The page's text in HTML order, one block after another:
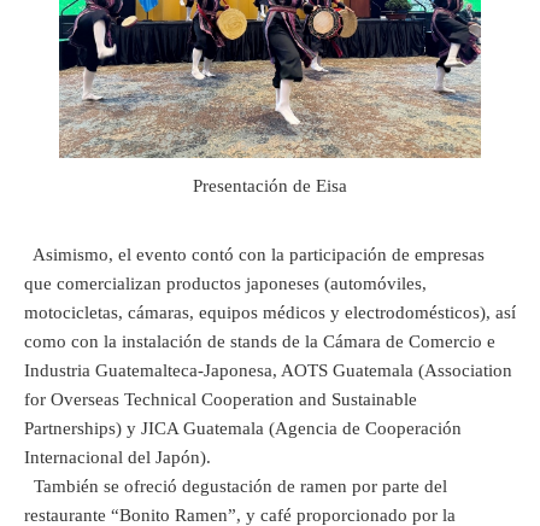
Presentación de Eisa
Asimismo, el evento contó con la participación de empresas
que comercializan productos japoneses (automóviles,
motocicletas, cámaras, equipos médicos y electrodomésticos), así
como con la instalación de stands de la Cámara de Comercio e
Industria Guatemalteca-Japonesa, AOTS Guatemala (Association
for Overseas Technical Cooperation and Sustainable
Partnerships) y JICA Guatemala (Agencia de Cooperación
Internacional del Japón).
También se ofreció degustación de ramen por parte del
restaurante “Bonito Ramen”, y café proporcionado por la